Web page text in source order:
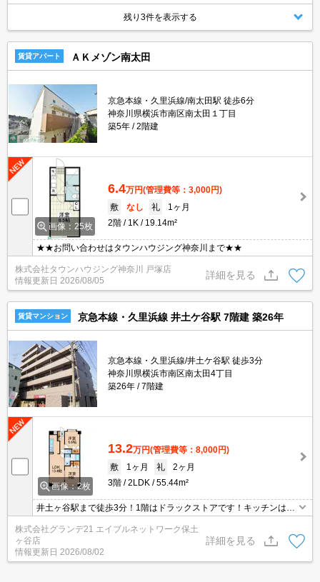
残り3件を表示する
賃貸アパート ＡＫメゾン南太田
京急本線・久里浜線/南太田駅 徒歩6分
神奈川県横浜市南区南太田１丁目
築5年
2階建
画像：25枚
6.4万円(管理費等：3,000円)
敷
なし 礼
1ヶ月
2階
1K 19.14m²
★★お問い合わせはタウンハウジング神奈川まで★★
株式会社タウンハウジング神奈川 戸塚店
情報更新日 2026/08/05
詳細を見る
賃貸マンション 京急本線・久里浜線 井土ケ谷駅 7階建 築26年
京急本線・久里浜線/井土ケ谷駅 徒歩3分
神奈川県横浜市南区南太田4丁目
築26年
7階建
画像：2枚
13.2万円(管理費等：8,000円)
敷
1ヶ月 礼
2ヶ月
3階
2LDK 55.44m²
井土ヶ谷駅まで徒歩3分！1階はドラックストアです！キッチンは３
口コンロでグリル付き♪オートロック、防犯カメラ有り。宅配BOX
や追い焚き機能など便利機能も備わっております
株式会社グランデ21 エイブルネットワーク保土
ヶ谷店
情報更新日 2026/08/02
詳細を見る